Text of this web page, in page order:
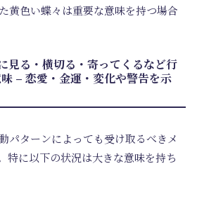
黄色い蝶々は重要な意味を持つ場合
見る・横切る・寄ってくるなど行
– 恋愛・金運・変化や警告を示
パターンによっても受け取るべきメ
特に以下の状況は大きな意味を持ち